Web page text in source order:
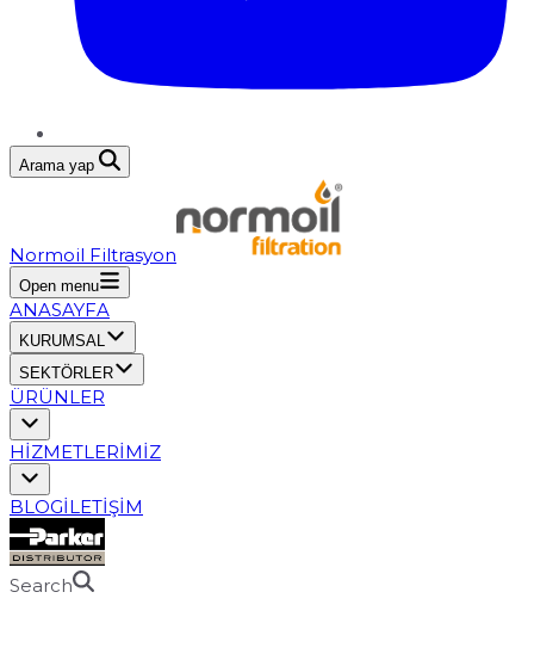
Arama yap
Normoil Filtrasyon
Open menu
ANASAYFA
KURUMSAL
SEKTÖRLER
ÜRÜNLER
HİZMETLERİMİZ
BLOGİLETİŞİM
Search